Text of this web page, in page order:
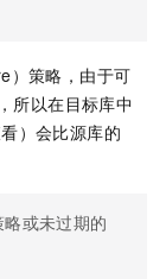
）策略，由于可
所以在目标库中
）会比源库的
或未过期的